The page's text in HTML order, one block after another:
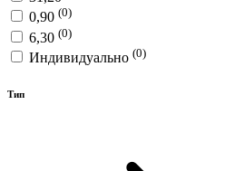
0,90 (0)
6,30 (0)
Индивидуально (0)
Тип